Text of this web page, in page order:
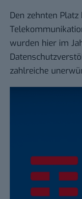
Den zehnten
wurden hier im
zahlreiche